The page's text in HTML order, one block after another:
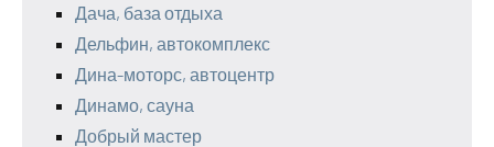
Дача, база отдыха
Дельфин, автокомплекс
Дина-моторс, автоцентр
Динамо, сауна
Добрый мастер